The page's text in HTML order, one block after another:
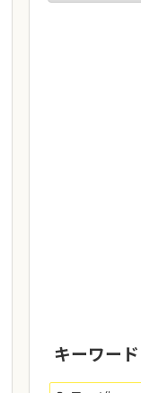
キーワード